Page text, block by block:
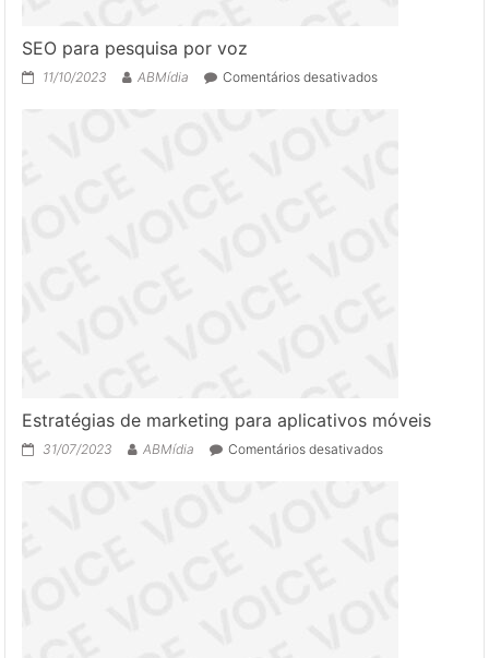
SEO para pesquisa por voz
11/10/2023 ABMídia Comentários desativadosem
para
Estratégias de marketing para aplicativos móveis
31/07/2023 ABMídia Comentários desativadosem
de